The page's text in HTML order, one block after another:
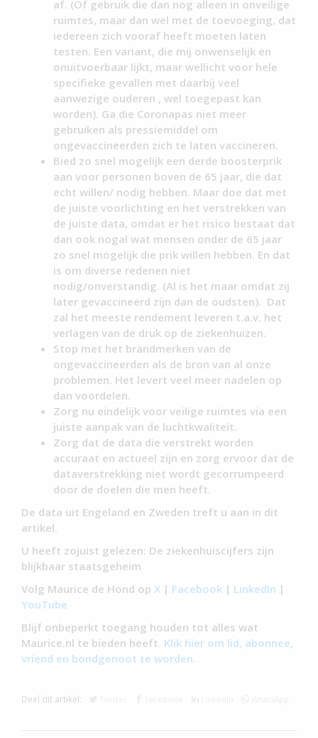
af. (Of gebruik die dan nog alleen in onveilige
ruimtes, maar dan wel met de toevoeging, dat
iedereen zich vooraf heeft moeten laten
testen. Een variant, die mij onwenselijk en
onuitvoerbaar lijkt, maar wellicht voor hele
specifieke gevallen met daarbij veel
aanwezige ouderen , wel toegepast kan
worden). Ga die Coronapas niet meer
gebruiken als pressiemiddel om
ongevaccineerden zich te laten vaccineren.
Bied zo snel mogelijk een derde boosterprik
aan voor personen boven de 65 jaar, die dat
echt willen/ nodig hebben. Maar doe dat met
de juiste voorlichting en het verstrekken van
de juiste data, omdat er het risico bestaat dat
dan ook nogal wat mensen onder de 65 jaar
zo snel mogelijk die prik willen hebben. En dat
is om diverse redenen niet
nodig/onverstandig. (Al is het maar omdat zij
later gevaccineerd zijn dan de oudsten). Dat
zal het meeste rendement leveren t.a.v. het
verlagen van de druk op de ziekenhuizen.
Stop met het brandmerken van de
ongevaccineerden als de bron van al onze
problemen. Het levert veel meer nadelen op
dan voordelen.
Zorg nu eindelijk voor veilige ruimtes via een
juiste aanpak van de luchtkwaliteit.
Zorg dat de data die verstrekt worden
accuraat en actueel zijn en zorg ervoor dat de
dataverstrekking niet wordt gecorrumpeerd
door de doelen die men heeft.
De data uit Engeland en Zweden treft u aan in dit
artikel.
U heeft zojuist gelezen: De ziekenhuiscijfers zijn
blijkbaar staatsgeheim
Volg Maurice de Hond op X | Facebook | LinkedIn |
YouTube
Blijf onbeperkt toegang houden tot alles wat
Maurice.nl te bieden heeft. Klik hier om lid, abonnee,
vriend en bondgenoot te worden.
Deel dit artikel: